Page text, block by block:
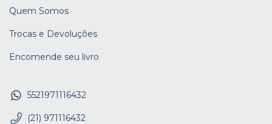
Quem Somos
Trocas e Devoluções
Encomende seu livro
5521971116432
(21) 971116432